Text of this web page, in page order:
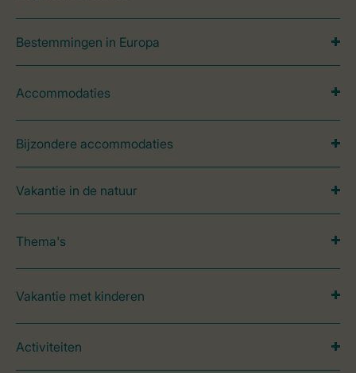
Bestemmingen in Europa
Accommodaties
Bijzondere accommodaties
Vakantie in de natuur
Thema's
Vakantie met kinderen
Activiteiten